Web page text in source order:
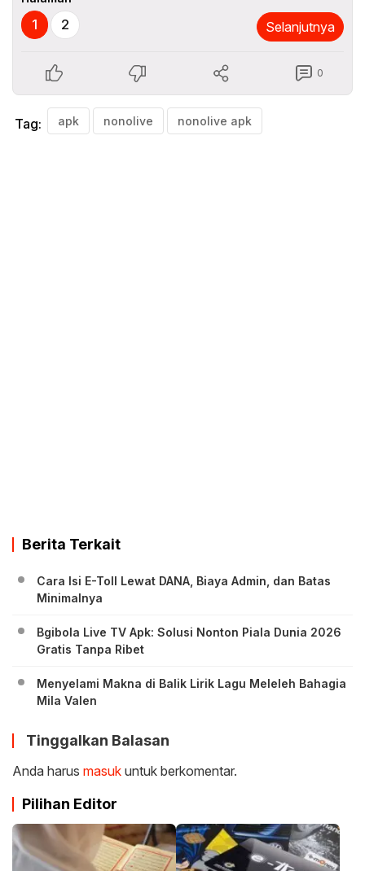
1 2 Selanjutnya
0
Tag: apk nonolive nonolive apk
Berita Terkait
Cara Isi E-Toll Lewat DANA, Biaya Admin, dan Batas
Minimalnya
Bgibola Live TV Apk: Solusi Nonton Piala Dunia 2026
Gratis Tanpa Ribet
Menyelami Makna di Balik Lirik Lagu Meleleh Bahagia
Mila Valen
Tinggalkan Balasan
Anda harus masuk untuk berkomentar.
Pilihan Editor